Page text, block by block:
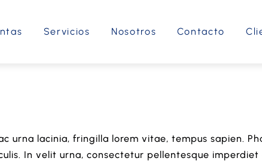
Servicios Nosotros Contacto
urna lacinia, fringilla lorem vitae, tempus sapien.
In velit urna, consectetur pellentesque